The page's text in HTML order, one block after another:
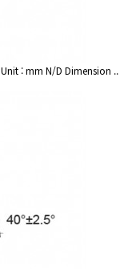
Unit : mm N/D Dimension ..